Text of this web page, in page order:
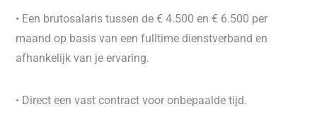
• Een brutosalaris tussen de € 4.500 en € 6.500 per
maand op basis van een fulltime dienstverband en
afhankelijk van je ervaring.
• Direct een vast contract voor onbepaalde tijd.